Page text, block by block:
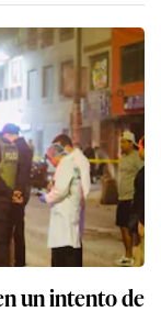
un intento de